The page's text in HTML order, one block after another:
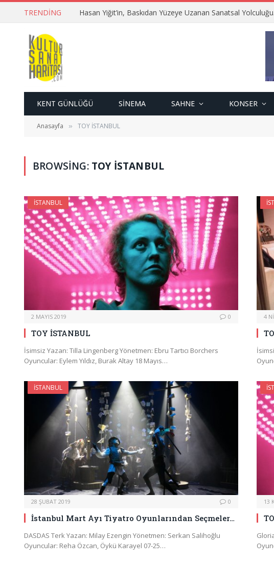
TRENDING Hasan Yiğit’in, Baskıdan Yüzeye Uzanan Sanatsal
KENT GÜNLÜĞÜ SINEMA SAHNE KONSER
Anasayfa » TOY İSTANBUL
BROWSING: TOY İSTANBUL
İSTANBUL
2 MAYIS 2019 0
TOY İSTANBUL
İsimsiz Yazan: Tilla Lingenberg Yönetmen: Ebru Tartıcı Borchers
Oyuncular: Eylem Yıldız, Burak Altay 18 Mayıs…
4
İSTANBUL
28 ŞUBAT 2019 0
İstanbul Mart Ayı Tiyatro Oyunlarından Seçmeler…
DASDAS Terk Yazan: Milay Ezengin Yönetmen: Serkan Salihoğlu
Oyuncular: Reha Özcan, Öykü Karayel 07-25…
13